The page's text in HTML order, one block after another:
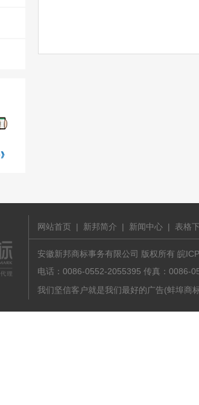
网站首页 | 新邦简介 | 新闻中心 | 表格
安徽新邦商标事务有限公司 版权所有 皖
电话：0086-0552-2055395 传真：0086-
我们坚信客户就是我们最好的广告(蚌埠商